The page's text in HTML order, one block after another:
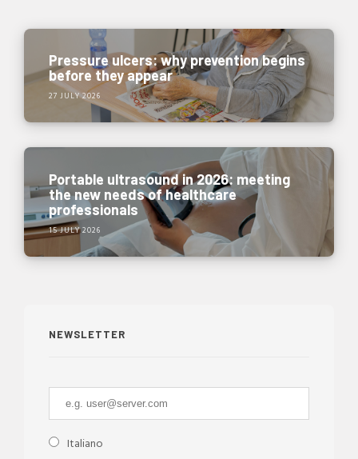
Pressure ulcers: why prevention begins
before they appear
27 JULY 2026
Portable ultrasound in 2026: meeting
the new needs of healthcare
professionals
15 JULY 2026
NEWSLETTER
Italiano